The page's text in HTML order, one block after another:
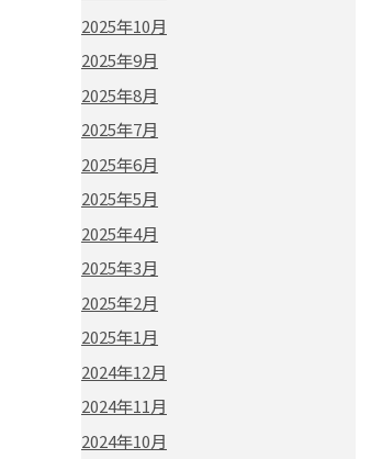
2025年10月
2025年9月
2025年8月
2025年7月
2025年6月
2025年5月
2025年4月
2025年3月
2025年2月
2025年1月
2024年12月
2024年11月
2024年10月